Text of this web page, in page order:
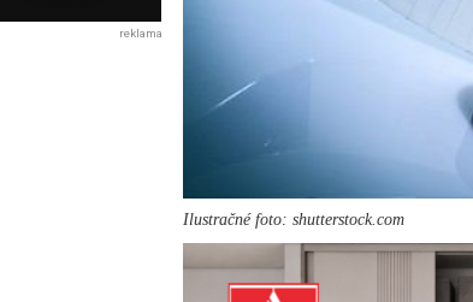
Ilustračné foto: shutterstock.com
reklama